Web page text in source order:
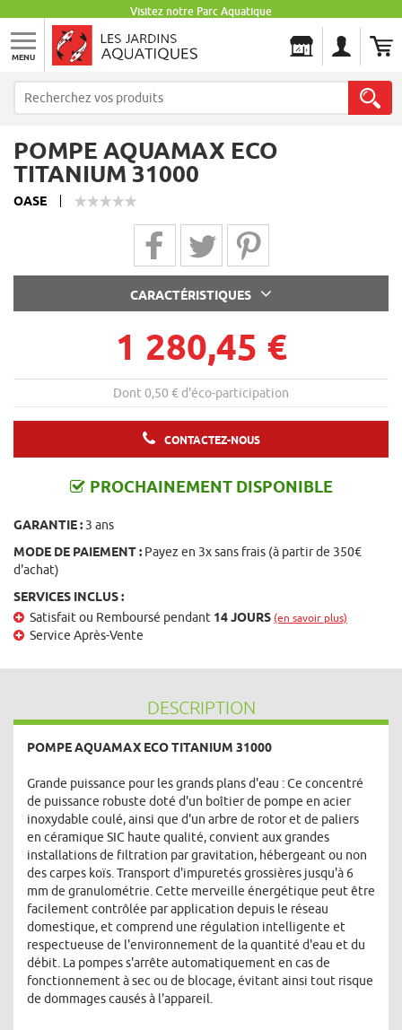
Visitez notre Parc Aquatique
MENU
POMPE AQUAMAX ECO
TITANIUM 31000
OASE
Partager sur Facebook
Partager sur Twitter
Partager sur Pinterest
CARACTÉRISTIQUES
1 280,45 €
Dont 0,50 € d'éco-participation
CONTACTEZ-NOUS
PROCHAINEMENT DISPONIBLE
GARANTIE : 3 ans
MODE DE PAIEMENT : Payez en 3x sans frais (à partir de 350€
d'achat)
SERVICES INCLUS :
Satisfait ou Remboursé pendant 14 JOURS (en savoir plus)
Service Après-Vente
DESCRIPTION
POMPE AQUAMAX ECO TITANIUM 31000
Grande puissance pour les grands plans d'eau : Ce concentré
de puissance robuste doté d'un boîtier de pompe en acier
inoxydable coulé, ainsi que d'un arbre de rotor et de paliers
en céramique SIC haute qualité, convient aux grandes
installations de filtration par gravitation, hébergeant ou non
des carpes koïs. Transport d'impuretés grossières jusqu'à 6
mm de granulométrie. Cette merveille énergétique peut être
facilement contrôlée par application depuis le réseau
domestique, et comprend une régulation intelligente et
respectueuse de l'environnement de la quantité d'eau et du
débit. La pompes s'arrête automatiquement en cas de
fonctionnement à sec ou de blocage, évitant ainsi tout risque
de dommages causés à l'appareil.